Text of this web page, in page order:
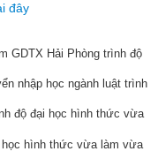
đây
GDTX Hải Phòng trình độ
nhập học ngành luật trình
độ đại học hình thức vừa
học hình thức vừa làm vừa